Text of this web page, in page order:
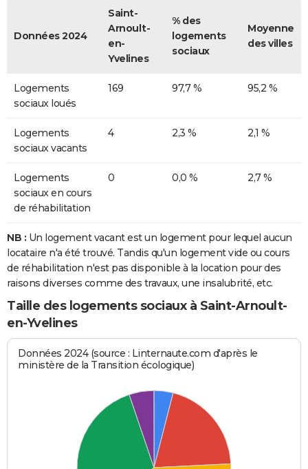
Données 2024
Saint-
Arnoult-
en-
Yvelines
% des
logements
sociaux
Moyenne
des villes
Logements
sociaux loués
169 97,7 % 95,2 %
Logements
sociaux vacants
4 2,3 % 2,1 %
Logements
sociaux en cours
de réhabilitation
0 0,0 % 2,7 %
NB : Un logement vacant est un logement pour lequel aucun
locataire n'a été trouvé. Tandis qu'un logement vide ou cours
de réhabilitation n'est pas disponible à la location pour des
raisons diverses comme des travaux, une insalubrité, etc.
Taille des logements sociaux à Saint-Arnoult-
en-Yvelines
Données 2024 (source : Linternaute.com d'après le
ministère de la Transition écologique)